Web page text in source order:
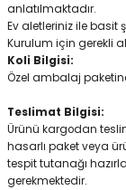
anlatılmaktadır.
Ev aletleriniz ile basit
Kurulum için gerekli
Koli Bilgisi:
Özel ambalaj
Teslimat Bilgisi:
Ürünü kargodan
hasarlı paket veya
tespit tutanağı
gerekmektedir.